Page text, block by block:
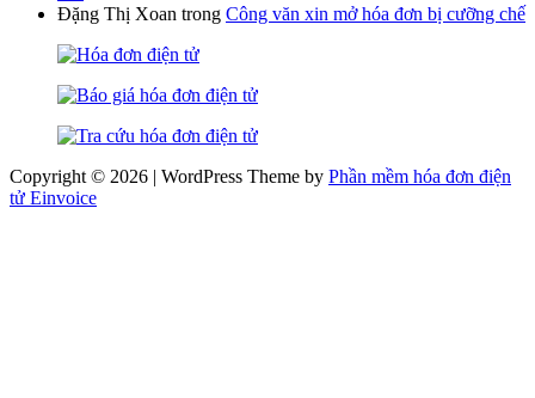
Đặng Thị Xoan trong Công văn xin mở hóa đơn bị cưỡng chế
Copyright © 2026 | WordPress Theme by Phần mềm hóa đơn điện
tử Einvoice